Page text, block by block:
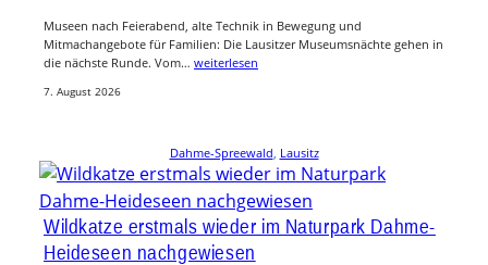
Museen nach Feierabend, alte Technik in Bewegung und
Mitmachangebote für Familien: Die Lausitzer Museumsnächte gehen in
die nächste Runde. Vom… weiterlesen
7. August 2026
Dahme-Spreewald Lausitz
Wildkatze erstmals wieder im Naturpark Dahme-
Heideseen nachgewiesen